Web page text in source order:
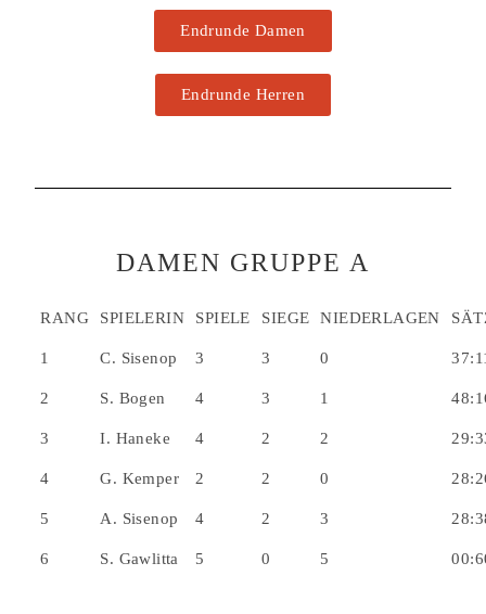
Endrunde Damen
Endrunde Herren
DAMEN GRUPPE A
RANG SPIELERIN SPIELE SIEGE NIEDERLAGEN
1 C. Sisenop 3 3 0
2 S. Bogen 4 3 1
3 I. Haneke 4 2 2
4 G. Kemper 2 2 0
5 A. Sisenop 4 2 3
6 S. Gawlitta 5 0 5